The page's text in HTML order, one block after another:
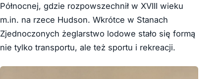
Północnej, gdzie rozpowszechnił w XVIII wieku
m.in. na rzece Hudson. Wkrótce w Stanach
Zjednoczonych żeglarstwo lodowe stało się formą
nie tylko transportu, ale też sportu i rekreacji.